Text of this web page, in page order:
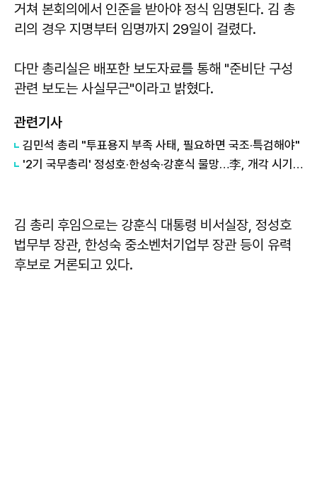
거쳐 본회의에서 인준을 받아야 정식 임명된다. 김 총
리의 경우 지명부터 임명까지 29일이 걸렸다.
다만 총리실은 배포한 보도자료를 통해 "준비단 구성
관련 보도는 사실무근"이라고 밝혔다.
관련기사
김민석 총리 "투표용지 부족 사태, 필요하면 국조·특검해야"
'2기 국무총리' 정성호·한성숙·강훈식 물망…李, 개각 시기 놓고 장고 돌입
김 총리 후임으로는 강훈식 대통령 비서실장, 정성호
법무부 장관, 한성숙 중소벤처기업부 장관 등이 유력
후보로 거론되고 있다.